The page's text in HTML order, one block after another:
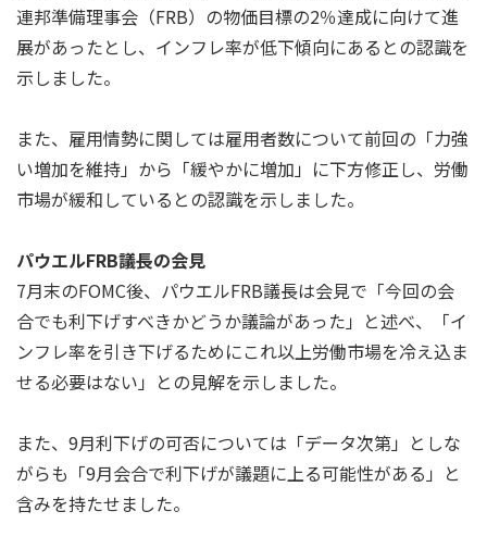
連邦準備理事会（FRB）の物価目標の2％達成に向けて進
展があったとし、インフレ率が低下傾向にあるとの認識を
示しました。
また、雇用情勢に関しては雇用者数について前回の「力強
い増加を維持」から「緩やかに増加」に下方修正し、労働
市場が緩和しているとの認識を示しました。
パウエルFRB議長の会見
7月末のFOMC後、パウエルFRB議長は会見で「今回の会
合でも利下げすべきかどうか議論があった」と述べ、「イ
ンフレ率を引き下げるためにこれ以上労働市場を冷え込ま
せる必要はない」との見解を示しました。
また、9月利下げの可否については「データ次第」としな
がらも「9月会合で利下げが議題に上る可能性がある」と
含みを持たせました。